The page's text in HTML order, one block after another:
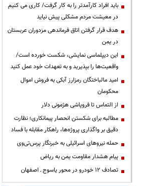
باید افراد کارآمدتر را به کار گرفت/ کاری می کنیم
در معیشت مردم مشکلی پیش نیاید
هدف قرار گرفتن اتاق‌ فرماندهی مزدوران عربستان
در یمن
این دیپلماسی نمایشی، شکست خورده است/
واقعیت‌ها را بپذیرید و به تعهدات خود عمل کنید
امید مالباختگان رمزارز آبکی به فروش اموال
محکومان
از التماس تا فروپاشی هژمونی دلار
مطالبه برای شکستن انحصار پیمانکاری؛ نظارت
دقیق بر واگذاری پروژه‌ها، راهکار مقابله با فساد
حمله نیروهای اسرائیلی به خبرنگار پرس‌تی‌وی
پیام هشدار مقاومت یمن به ریاض
تصادف ۱۲ خودرو در محور یاسوج ـ اصفهان